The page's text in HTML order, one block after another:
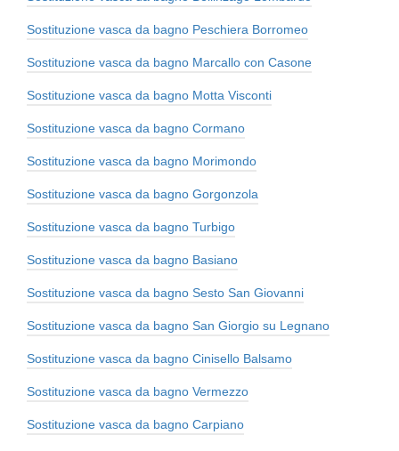
Sostituzione vasca da bagno Peschiera Borromeo
Sostituzione vasca da bagno Marcallo con Casone
Sostituzione vasca da bagno Motta Visconti
Sostituzione vasca da bagno Cormano
Sostituzione vasca da bagno Morimondo
Sostituzione vasca da bagno Gorgonzola
Sostituzione vasca da bagno Turbigo
Sostituzione vasca da bagno Basiano
Sostituzione vasca da bagno Sesto San Giovanni
Sostituzione vasca da bagno San Giorgio su Legnano
Sostituzione vasca da bagno Cinisello Balsamo
Sostituzione vasca da bagno Vermezzo
Sostituzione vasca da bagno Carpiano